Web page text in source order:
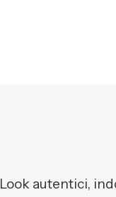
Look autentici,